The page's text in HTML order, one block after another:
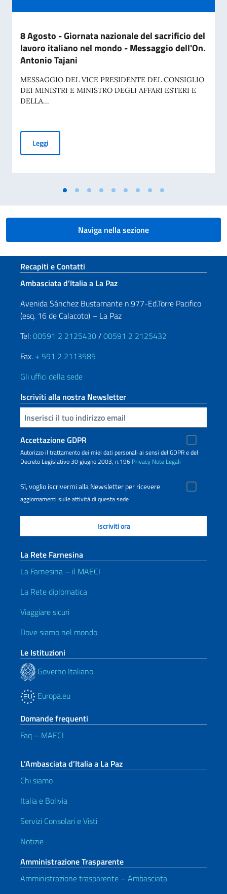
8 Agosto - Giornata nazionale del sacrificio del
lavoro italiano nel mondo - Messaggio dell'On.
Antonio Tajani
MESSAGGIO DEL VICE PRESIDENTE DEL CONSIGLIO
DEI MINISTRI E MINISTRO DEGLI AFFARI ESTERI E
DELLA...
Leggi8 Agosto - Giornata nazionale del sacrificio del lavoro
Naviga nella sezione
Sezione footer
Recapiti e Contatti
Ambasciata d’Italia a La Paz
Avenida Sánchez Bustamante n.977-Ed.Torre Pacifico
(esq. 16 de Calacoto) – La Paz
Tel:00591 2 2125430/00591 2 2125432
Fax. + 591 2 2113585
Gli uffici della sede
Iscriviti alla nostra Newsletter
Inserisci la tua email
Accettazione GDPR
Autorizzo il trattamento dei miei dati personali ai sensi del GDPR e del
Decreto Legislativo 30 giugno 2003, n.196 Privacy Note Legali
Sì, voglio iscrivermi alla Newsletter per ricevere
aggiornamenti sulle attività di questa sede
La Rete Farnesina
La Farnesina – il MAECI
La Rete diplomatica
Viaggiare sicuri
Dove siamo nel mondo
Le Istituzioni
Governo Italiano
Europa.eu
Domande frequenti
Faq – MAECI
L’Ambasciata d’Italia a La Paz
Chi siamo
Italia e Bolivia
Servizi Consolari e Visti
Notizie
Amministrazione Trasparente
Amministrazione trasparente – Ambasciata